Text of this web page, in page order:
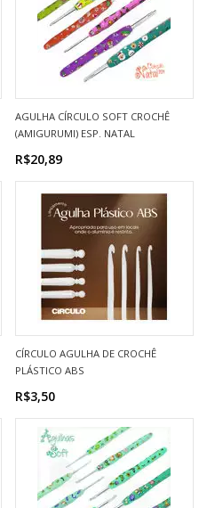
AGULHA CÍRCULO SOFT CROCHÊ
(AMIGURUMI) ESP. NATAL
R$20,89
CÍRCULO AGULHA DE CROCHÊ
PLÁSTICO ABS
R$3,50